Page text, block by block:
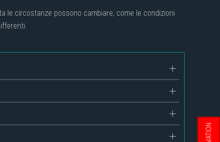
le circostanze possono cambiare, come le condizioni